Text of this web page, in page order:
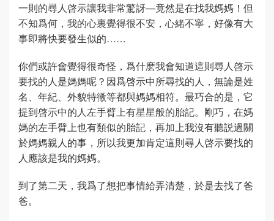
一則的尋人啓示讓我非常驚訝—竟然是在找我媽媽！但
不知爲何，我的心裏覺得很不安，心緒不寧，好像有大
事即將快要發生似的……
你們或許會覺得很奇怪，爲什麽我會知道這則尋人啓示
要找的人是媽媽呢？因爲啓示中所尋找的人，無論是姓
名、年紀、外貌特徵等都與媽媽相符。最巧合的是，它
提到啓示中的人左手臂上有星星般的胎記。剛巧，在媽
媽的左手臂上也有類似的胎記，再加上我沒有聽説過關
於媽媽親人的事，所以我更加肯定這則尋人啓示要找的
人應該是我的媽媽。
到了第二天，我爲了想把事情給弄清楚，於是去找了爸
爸。